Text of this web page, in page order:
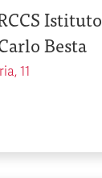
Istituto
Besta
11